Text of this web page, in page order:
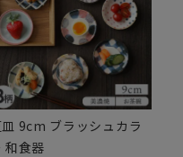
皿 9cm ブラッシュカラ
和食器